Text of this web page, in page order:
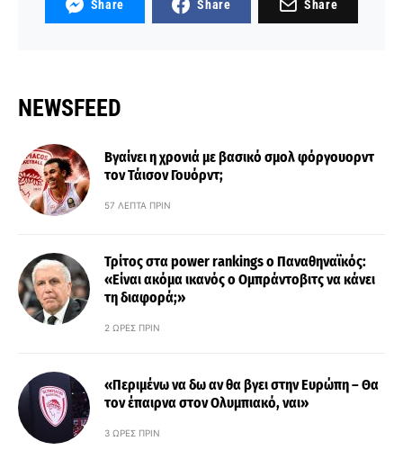
Share Share Share
NEWSFEED
Βγαίνει η χρονιά με βασικό σμολ φόργουορντ
τον Τάισον Γουόρντ;
57 ΛΕΠΤΆ ΠΡΙΝ
Τρίτος στα power rankings ο Παναθηναϊκός:
«Είναι ακόμα ικανός ο Ομπράντοβιτς να κάνει
τη διαφορά;»
2 ΏΡΕΣ ΠΡΙΝ
«Περιμένω να δω αν θα βγει στην Ευρώπη – Θα
τον έπαιρνα στον Ολυμπιακό, ναι»
3 ΏΡΕΣ ΠΡΙΝ